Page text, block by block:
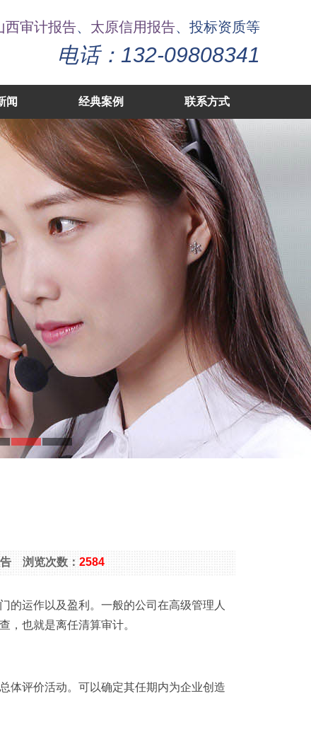
西审计报告、 太原信用报告、投标资质等
电话：132-09808341
闻 经典案例 联系方式
浏览次数： 2584
的运作以及盈利。一般的公司在高级管理人
，也就是离任清算审计。
体评价活动。可以确定其任期内为企业创造